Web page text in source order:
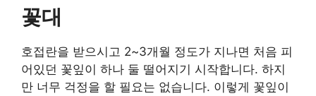
꽃대
호접란을 받으시고 2~3개월 정도가 지나면 처음 피
어있던 꽃잎이 하나 둘 떨어지기 시작합니다. 하지
만 너무 걱정을 할 필요는 없습니다. 이렇게 꽃잎이